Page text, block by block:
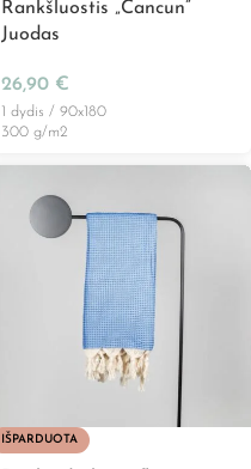
Rankšluostis „Cancun”
Juodas
26,90 €
1 dydis / 90x180
300 g/m2
IŠPARDUOTA